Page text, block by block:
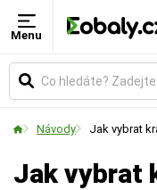
Menu
Návody Jak vybrat
Jak vybrat